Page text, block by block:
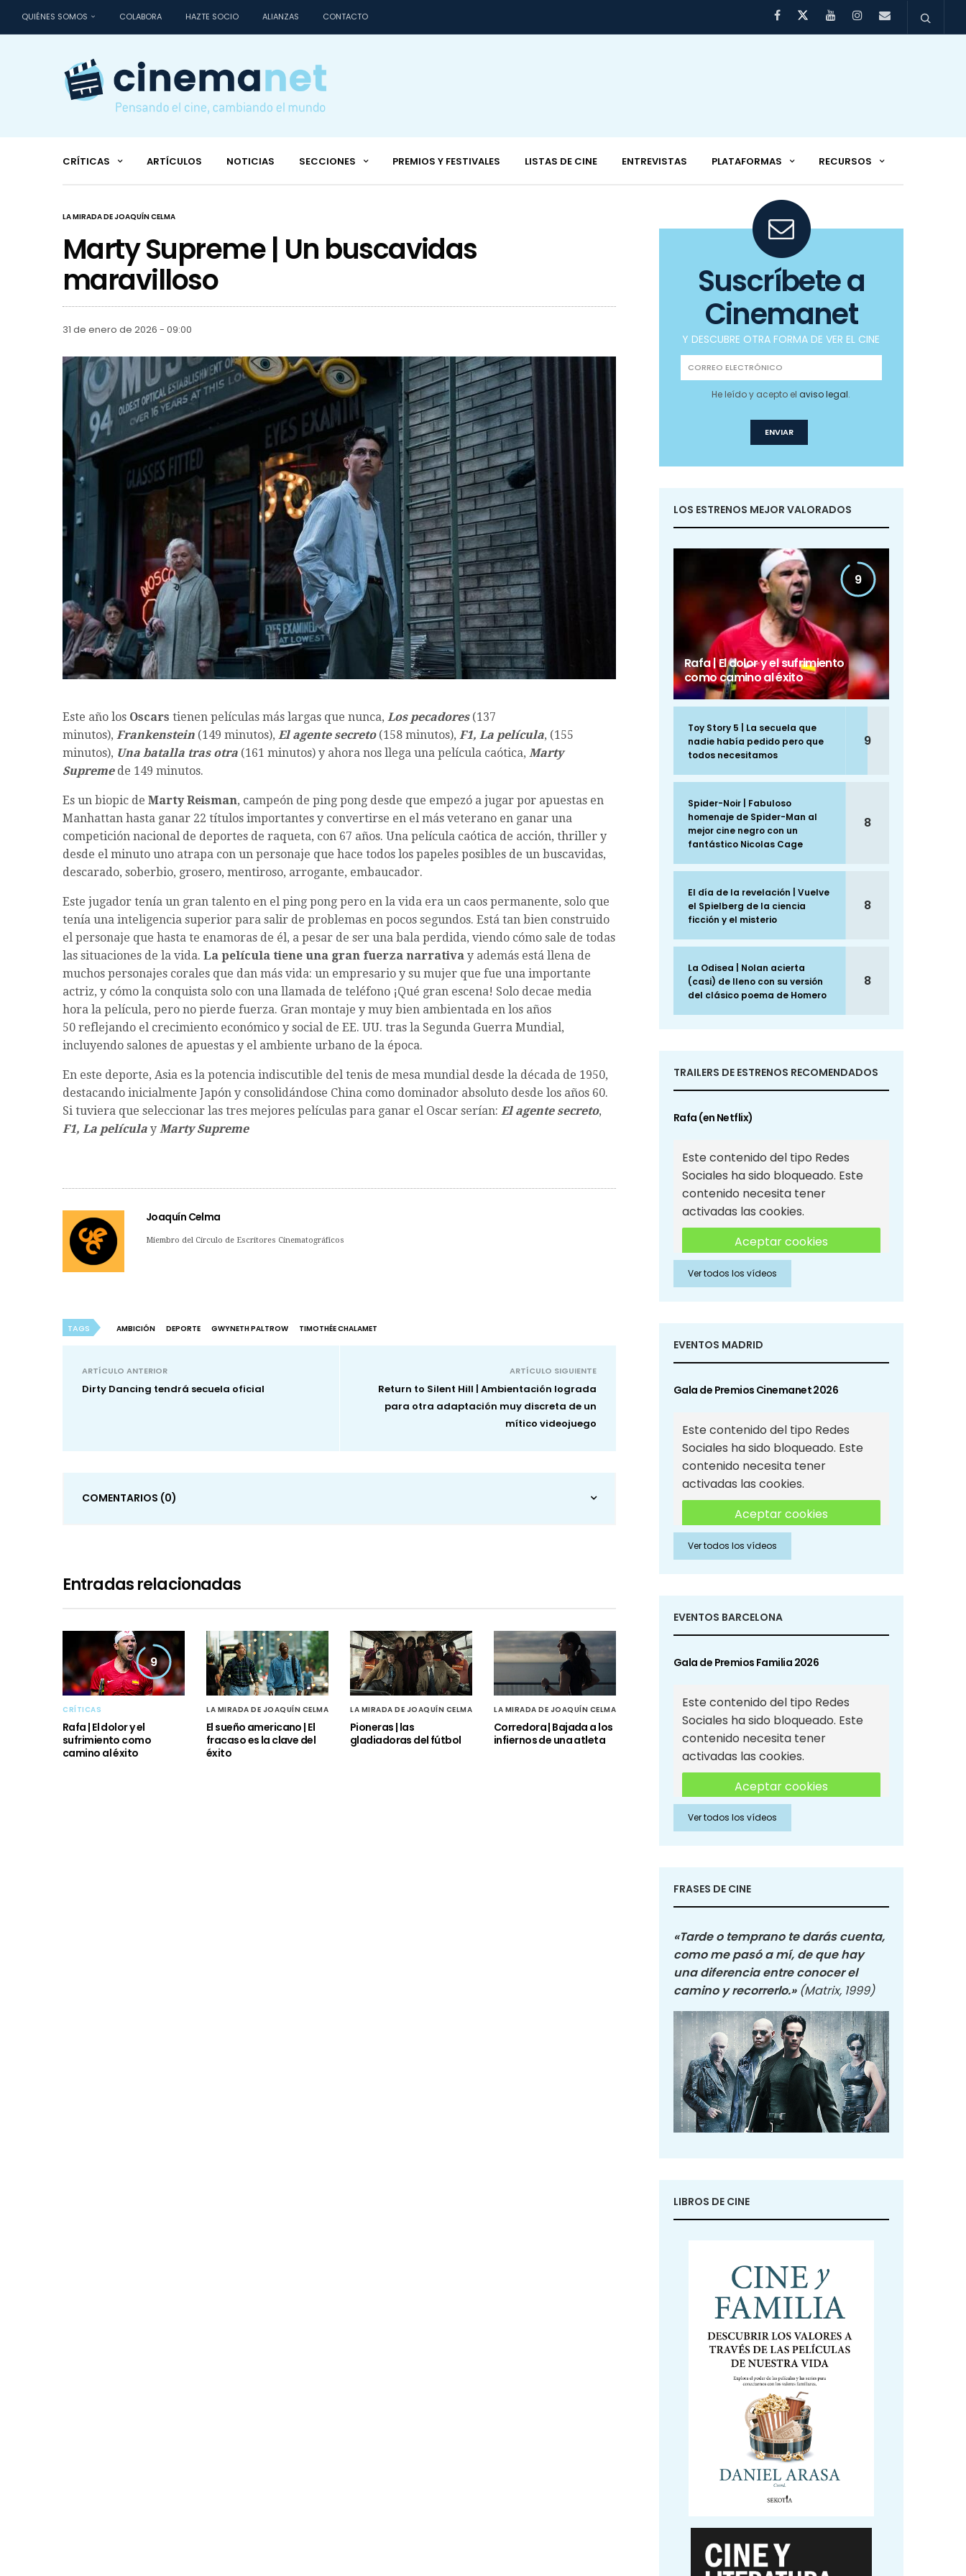
QUIÉNES SOMOS COLABORA HAZTE SOCIO ALIANZAS CONTACTO
CRÍTICAS ARTÍCULOS NOTICIAS SECCIONES PREMIOS Y FESTIVALES LISTAS DE CINE ENTREVISTAS PLATAFORMAS RECURSOS
LA MIRADA DE JOAQUÍN CELMA
Marty Supreme | Un buscavidas
maravilloso
31 de enero de 2026 - 09:00
Este año los Oscars tienen películas más largas que nunca, Los pecadores(137
minutos), Frankenstein (149 minutos), El agente secreto(158 minutos), F1, La película, (155
minutos), Una batalla tras otra (161 minutos) y ahora nos llega una película caótica, Marty
Supreme de 149 minutos.
Es un biopic de Marty Reisman, campeón de ping pong desde que empezó a jugar por apuestas en
Manhattan hasta ganar 22 títulos importantes y convertirse en el más veterano en ganar una
competición nacional de deportes de raqueta, con 67 años. Una película caótica de acción, thriller y
desde el minuto uno atrapa con un personaje que hace todos los papeles posibles de un buscavidas,
descarado, soberbio, grosero, mentiroso, arrogante, embaucador.
Este jugador tenía un gran talento en el ping pong pero en la vida era un caos permanente, solo que
tenía una inteligencia superior para salir de problemas en pocos segundos. Está tan bien construido
el personaje que hasta te enamoras de él, a pesar de ser una bala perdida, viendo cómo sale de todas
las situaciones de la vida. La película tiene una gran fuerza narrativa y además está llena de
muchos personajes corales que dan más vida: un empresario y su mujer que fue una importante
actriz, y cómo la conquista solo con una llamada de teléfono ¡Qué gran escena! Solo decae media
hora la película, pero no pierde fuerza. Gran montaje y muy bien ambientada en los años
50 reflejando el crecimiento económico y social de EE. UU. tras la Segunda Guerra Mundial,
incluyendo salones de apuestas y el ambiente urbano de la época.
En este deporte, Asia es la potencia indiscutible del tenis de mesa mundial desde la década de 1950,
destacando inicialmente Japón y consolidándose China como dominador absoluto desde los años 60.
Si tuviera que seleccionar las tres mejores películas para ganar el Oscar serían: El agente secreto,
F1, La película y Marty Supreme
Joaquín Celma
Miembro del Círculo de Escritores Cinematográficos
TAGS AMBICIÓN DEPORTE GWYNETH PALTROW TIMOTHÉE CHALAMET
ARTÍCULO ANTERIOR
Dirty Dancing tendrá secuela oficial
ARTÍCULO SIGUIENTE
Return to Silent Hill | Ambientación lograda
para otra adaptación muy discreta de un
mítico videojuego
COMENTARIOS (0)
Entradas relacionadas
9
CRÍTICAS
Rafa | El dolor y el
sufrimiento como
camino al éxito
LA MIRADA DE JOAQUÍN CELMA
El sueño americano | El
fracaso es la clave del
éxito
LA MIRADA DE JOAQUÍN CELMA
Pioneras | las
gladiadoras del fútbol
LA MIRADA DE JOAQUÍN CELMA
Corredora | Bajada a los
infiernos de una atleta
Suscríbete a
Cinemanet
Y DESCUBRE OTRA FORMA DE VER EL CINE
He leído y acepto elaviso legal.
LOS ESTRENOS MEJOR VALORADOS
9
Rafa | El dolor y el sufrimiento
como camino al éxito
Toy Story 5 | La secuela que
nadie había pedido pero que
todos necesitamos
9
Spider-Noir | Fabuloso
homenaje de Spider-Man al
mejor cine negro con un
fantástico Nicolas Cage
8
El día de la revelación | Vuelve
el Spielberg de la ciencia
ficción y el misterio
8
La Odisea | Nolan acierta
(casi) de lleno con su versión
del clásico poema de Homero
8
TRAILERS DE ESTRENOS RECOMENDADOS
Rafa (en Netflix)
Este contenido del tipo Redes
Sociales ha sido bloqueado. Este
contenido necesita tener
activadas las cookies.
Aceptar cookies
Aceptar cookies de Redes
Sociales
Ver todos los vídeos
EVENTOS MADRID
Gala de Premios Cinemanet 2026
Este contenido del tipo Redes
Sociales ha sido bloqueado. Este
contenido necesita tener
activadas las cookies.
Aceptar cookies
Aceptar cookies de Redes
Sociales
Ver todos los vídeos
EVENTOS BARCELONA
Gala de Premios Familia 2026
Este contenido del tipo Redes
Sociales ha sido bloqueado. Este
contenido necesita tener
activadas las cookies.
Aceptar cookies
Aceptar cookies de Redes
Sociales
Ver todos los vídeos
FRASES DE CINE
«Tarde o temprano te darás cuenta,
como me pasó a mí, de que hay
una diferencia entre conocer el
camino y recorrerlo.» (Matrix, 1999)
LIBROS DE CINE